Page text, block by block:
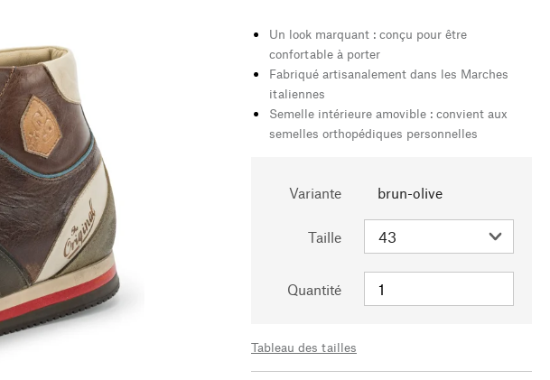
Un look marquant : conçu pour être
confortable à porter
Fabriqué artisanalement dans les Marches
italiennes
Semelle intérieure amovible : convient aux
semelles orthopédiques personnelles
Variante brun-olive
Taille
Quantité
Tableau des tailles